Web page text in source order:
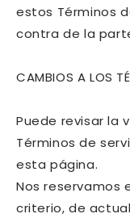
estos Términos
contra de la
CAMBIOS A LOS
Puede revisar la
Términos de
esta página.
Nos reservamos
criterio, de